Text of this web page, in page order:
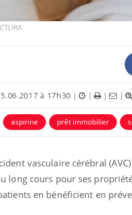
à 17h30 | | | |
aspirine prêt immobilier
vasculaire cérébral
long cours pour ses
en bénéficient en